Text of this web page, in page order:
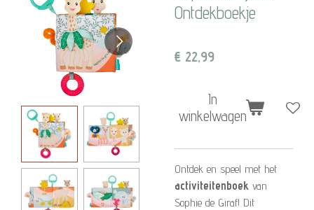
Ontdekboekje
€ 22,99
In
winkelwagen
Ontdek en speel met het
activiteitenboek van
Sophie de Giraf! Dit